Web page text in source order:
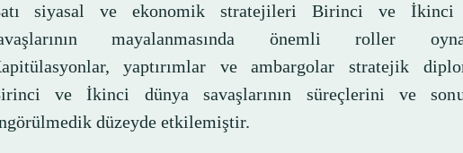
siyasal ve ekonomik stratejileri Birinci ve İkinci
mayalanmasında önemli roller
yaptırımlar ve ambargolar stratejik
ve İkinci dünya savaşlarının süreçlerini ve
düzeyde etkilemiştir.